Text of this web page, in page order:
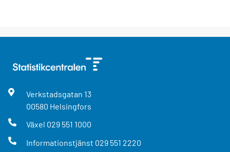
Verkstadsgatan 13
00580 Helsingfors
Växel 029 551 1000
Informationstjänst 029 551 2220